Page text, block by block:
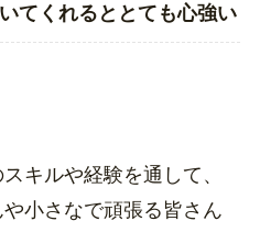
てくれるととても心強い
キルや経験を通して、
小さなで頑張る皆さん